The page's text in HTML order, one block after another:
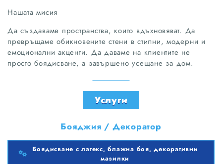
Нашата мисия
Да създаваме пространства, които вдъхновяват. Да
превръщаме обикновените стени в стилни, модерни и
емоционални акценти. Да даваме на клиентите не
просто боядисване, а завършено усещане за дом.
Услуги
Бояджия / Декоратор
Боядисване с латекс, блажна боя, декоративни
мазилки